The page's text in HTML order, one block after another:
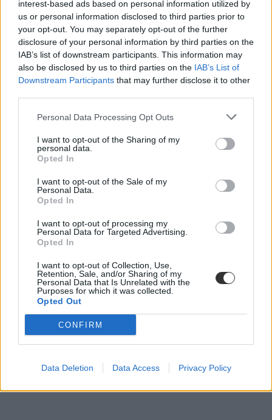
interest-based ads based on personal information utilized by
us or personal information disclosed to third parties prior to
your opt-out. You may separately opt-out of the further
disclosure of your personal information by third parties on the
IAB’s list of downstream participants. This information may
also be disclosed by us to third parties on the IAB’s List of
Downstream Participants that may further disclose it to other
Personal Data Processing Opt Outs
I want to opt-out of the Sharing of my
personal data.
Opted In
I want to opt-out of the Sale of my
Personal Data.
Opted In
I want to opt-out of processing my
Personal Data for Targeted Advertising.
Opted In
I want to opt-out of Collection, Use,
Retention, Sale, and/or Sharing of my
Personal Data that Is Unrelated with the
Purposes for which it was collected.
Opted Out
CONFIRM
Data Deletion Data Access Privacy Policy
online oktatás
koronavírus járány
digitális oktatás
lezárás